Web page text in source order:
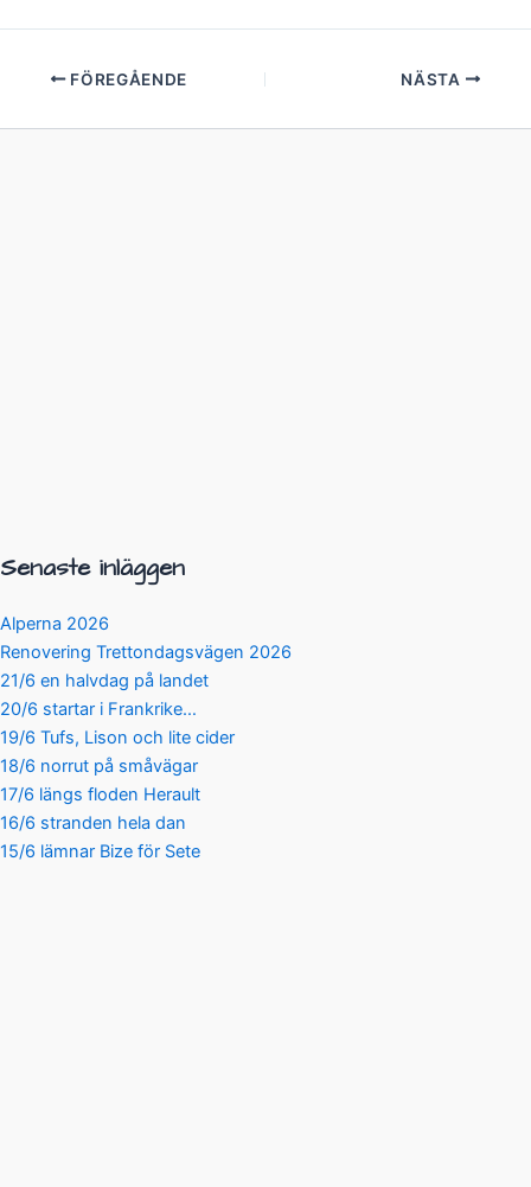
FÖREGÅENDE NÄSTA
Senaste inläggen
Alperna 2026
Renovering Trettondagsvägen 2026
21/6 en halvdag på landet
20/6 startar i Frankrike…
19/6 Tufs, Lison och lite cider
18/6 norrut på småvägar
17/6 längs floden Herault
16/6 stranden hela dan
15/6 lämnar Bize för Sete